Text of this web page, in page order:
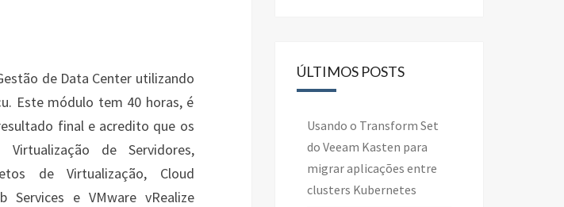
de Data Center utilizando
Este módulo tem 40 horas, é
final e acredito que os
de Servidores,
de Virtualização, Cloud
Services e VMware vRealize
ÚLTIMOS POSTS
Usando o Transform Set
do Veeam Kasten para
migrar aplicações entre
clusters Kubernetes